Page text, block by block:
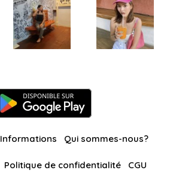
Informations Qui sommes-nous?
Politique de confidentialité CGU